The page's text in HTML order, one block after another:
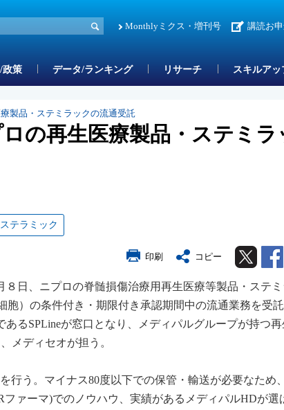
Monthlyミクス・増刊号 講読お
政策 データ/ランキング リサーチ スキルア
製品・ステミラックの流通受託
の再生医療製品・ステミラ
ステラミック
印刷 コピー Twitter
８日、ニプロの脊髄損傷治療用再生医療等製品・ステ
胞）の条件付き・期限付き承認期間中の流通業務を受
るSPLineが窓口となり、メディパルグループが持つ
メディセオが担う。
行う。マイナス80度以下での保管・輸送が必要なため
ファーマ)でのノウハウ、実績があるメディパルHDが選